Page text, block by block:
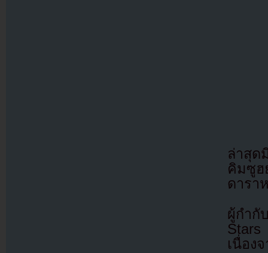
ล่าสุด
คิมซูฮ
ดารา
ผู้กำกั
Stars
เนื่อง